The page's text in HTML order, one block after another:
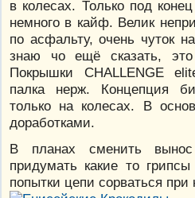
в колесах. Только под
немного в кайф. Велик
по асфальту, очень чуток
знаю чо ещё сказать,
Покрышки CHALLENGE
палка нерж. Концепция
только на колесах. В
доработками.
В планах сменить
придумать какие то
попытки цепи сорваться при